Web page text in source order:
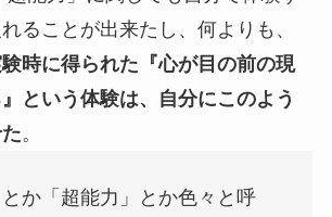
ることが出来たし、何よりも、
験時に得られた『心が目の前の現
という体験は、自分にこのよう
。
とか「超能力」とか色々と呼